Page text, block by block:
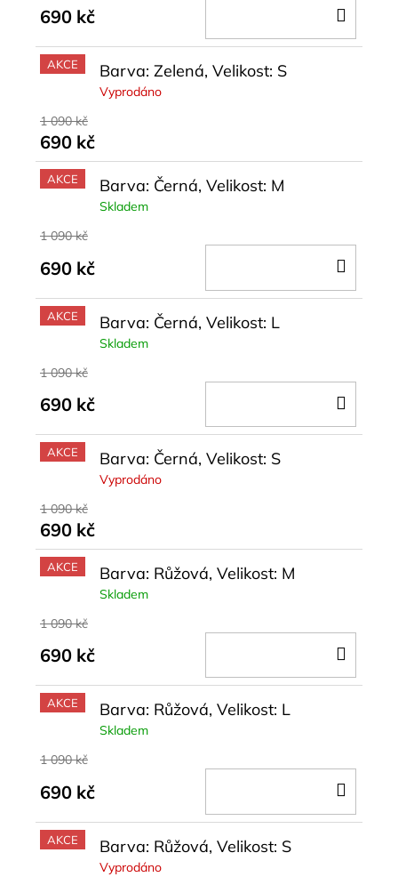
690 kč
AKCE Barva: Zelená, Velikost: S
Vyprodáno
1 090 kč
690 kč
AKCE Barva: Černá, Velikost: M
Skladem
1 090 kč
690 kč
AKCE Barva: Černá, Velikost: L
Skladem
1 090 kč
690 kč
AKCE Barva: Černá, Velikost: S
Vyprodáno
1 090 kč
690 kč
AKCE Barva: Růžová, Velikost: M
Skladem
1 090 kč
690 kč
AKCE Barva: Růžová, Velikost: L
Skladem
1 090 kč
690 kč
AKCE Barva: Růžová, Velikost: S
Vyprodáno